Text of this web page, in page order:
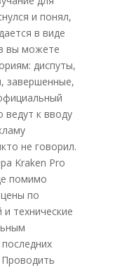
и понял,
в виде
вы можете
диспуты,
завершенные,
ведут к вводу
не говорил.
Kraken Pro
помимо
по
технические